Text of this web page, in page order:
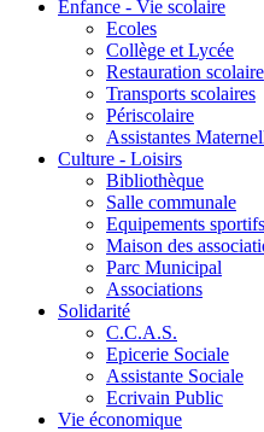
Enfance - Vie scolaire
Ecoles
Collège et Lycée
Restauration scolaire
Transports scolaires
Périscolaire
Assistantes
Culture - Loisirs
Bibliothèque
Salle communale
Equipements sportifs
Maison des
Parc Municipal
Associations
Solidarité
C.C.A.S.
Epicerie Sociale
Assistante Sociale
Ecrivain Public
Vie économique